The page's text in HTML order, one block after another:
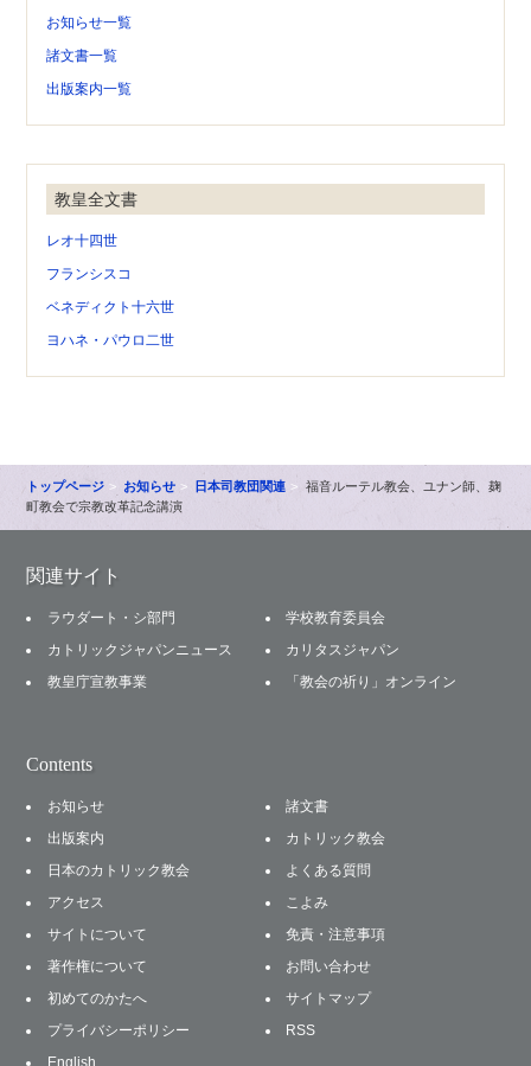
お知らせ一覧
諸文書一覧
出版案内一覧
教皇全文書
レオ十四世
フランシスコ
ベネディクト十六世
ヨハネ・パウロ二世
トップページ お知らせ 日本司教団関連
福音ルーテル教会、ユナン師、麹
町教会で宗教改革記念講演
関連サイト
ラウダート・シ部門
学校教育委員会
カトリックジャパンニュース
カリタスジャパン
教皇庁宣教事業
「教会の祈り」オンライン
Contents
お知らせ
諸文書
出版案内
カトリック教会
日本のカトリック教会
よくある質問
アクセス
こよみ
サイトについて
免責・注意事項
著作権について
お問い合わせ
初めてのかたへ
サイトマップ
プライバシーポリシー
RSS
English